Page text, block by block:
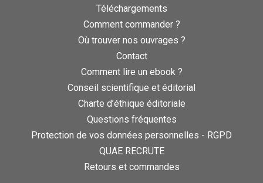
Téléchargements
Comment commander ?
Où trouver nos ouvrages ?
Contact
Comment lire un ebook ?
Conseil scientifique et éditorial
Charte d’éthique éditoriale
Questions fréquentes
Protection de vos données personnelles - RGPD
QUAE RECRUTE
Retours et commandes